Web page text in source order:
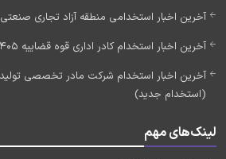
آخرین اخبار استخدامی منطقه آزاد تجاری صنعتی 1405
آخرین اخبار استخدام کادر اداری قوه قضاییه 1405 (به زودی)
(استخدام جدید)
لینک‌های مهم